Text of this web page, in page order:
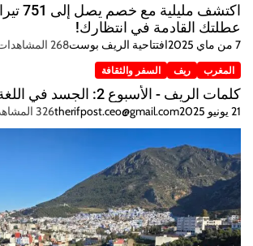
عطلتك القادمة في انتظارك!
7 من ماي 2025 افتتاحية الريف بوست268 المشاهدات
المغرب ريف السفر والثقافة
كلمات الريف - الأسبوع 2: الجسد في اللغة الأمازيغية
21 يونيو 2025 therifpost.ceo@gmail.com326 المشاهدات